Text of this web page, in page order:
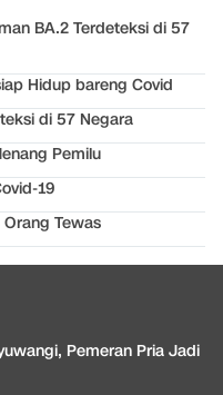
BA.2 Terdeteksi di 57
Hidup bareng Covid
di 57 Negara
Pemilu
19
Tewas
Pemeran Pria Jadi